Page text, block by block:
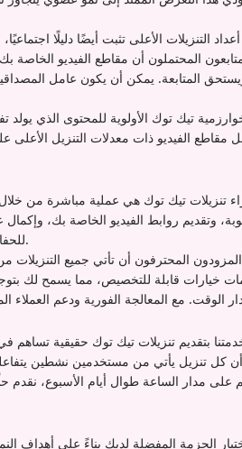
التنزيلات الأعلى تثبت أيضًا دليلًا
المحتملون أن مقاطع الفيديو
المتابعة. يمكن أن يكون عامل
تيك توك الأولوية للمحتوى الذي يولد
مقاطع الفيديو ذات معدلات التنزيل
تنزيلات تيك توك هي عملية مباشرة من
وتقديم روابط الفيديو الخاصة بك،
للحفاظ على أنماط النمو الطبيعية التي تتماشى مع إرشادات تيك توك.
المحترفون أن تأتي جميع
خيارات قابلة للتخصيص، مما يسمح لك
بتقديم تنزيلات تيك توك حقيقية
كل تنزيل يأتي من مستخدمين نشطين
على مدار الساعة طوال أيام الأسبوع، نقدم
الحزمة المفضلة لديك بناءً على أهداف